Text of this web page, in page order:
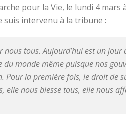
pour la Vie, le lundi 4 mars
suis intervenu à la tribune :
tous. Aujourd’hui est un
monde même puisque nos
Pour la première fois, le droit de
elle nous blesse tous, elle nous